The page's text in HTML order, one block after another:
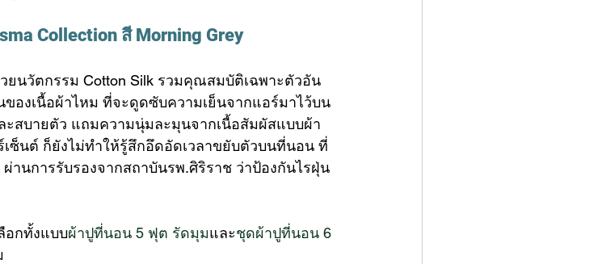
Collection สี Morning Grey
ยนวัตกรรม Cotton Silk รวมคุณสมบัติเฉพาะตัวอัน
ของเนื้อผ้าไหม ที่จะดูดซับความเย็นจากแอร์มาไว้บน
สบายตัว แถมความนุ่มละมุนจากเนื้อสัมผัสแบบผ้า
ซ็นต์ ก็ยังไม่ทำให้รู้สึกอึดอัดเวลาขยับตัวบนที่นอน ที่
านการรับรองจากสถาบันรพ.ศิริราช ว่าป้องกันไรฝุ่น
อกทั้งแบบผ้าปูที่นอน 5 ฟุต รัดมุมและชุดผ้าปูที่นอน 6